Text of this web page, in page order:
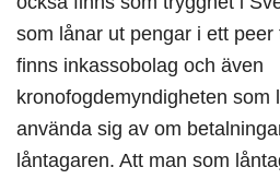
som lånar ut pengar i ett
finns inkassobolag och även
kronofogdemyndigheten som
använda sig av om
låntagaren. Att man som